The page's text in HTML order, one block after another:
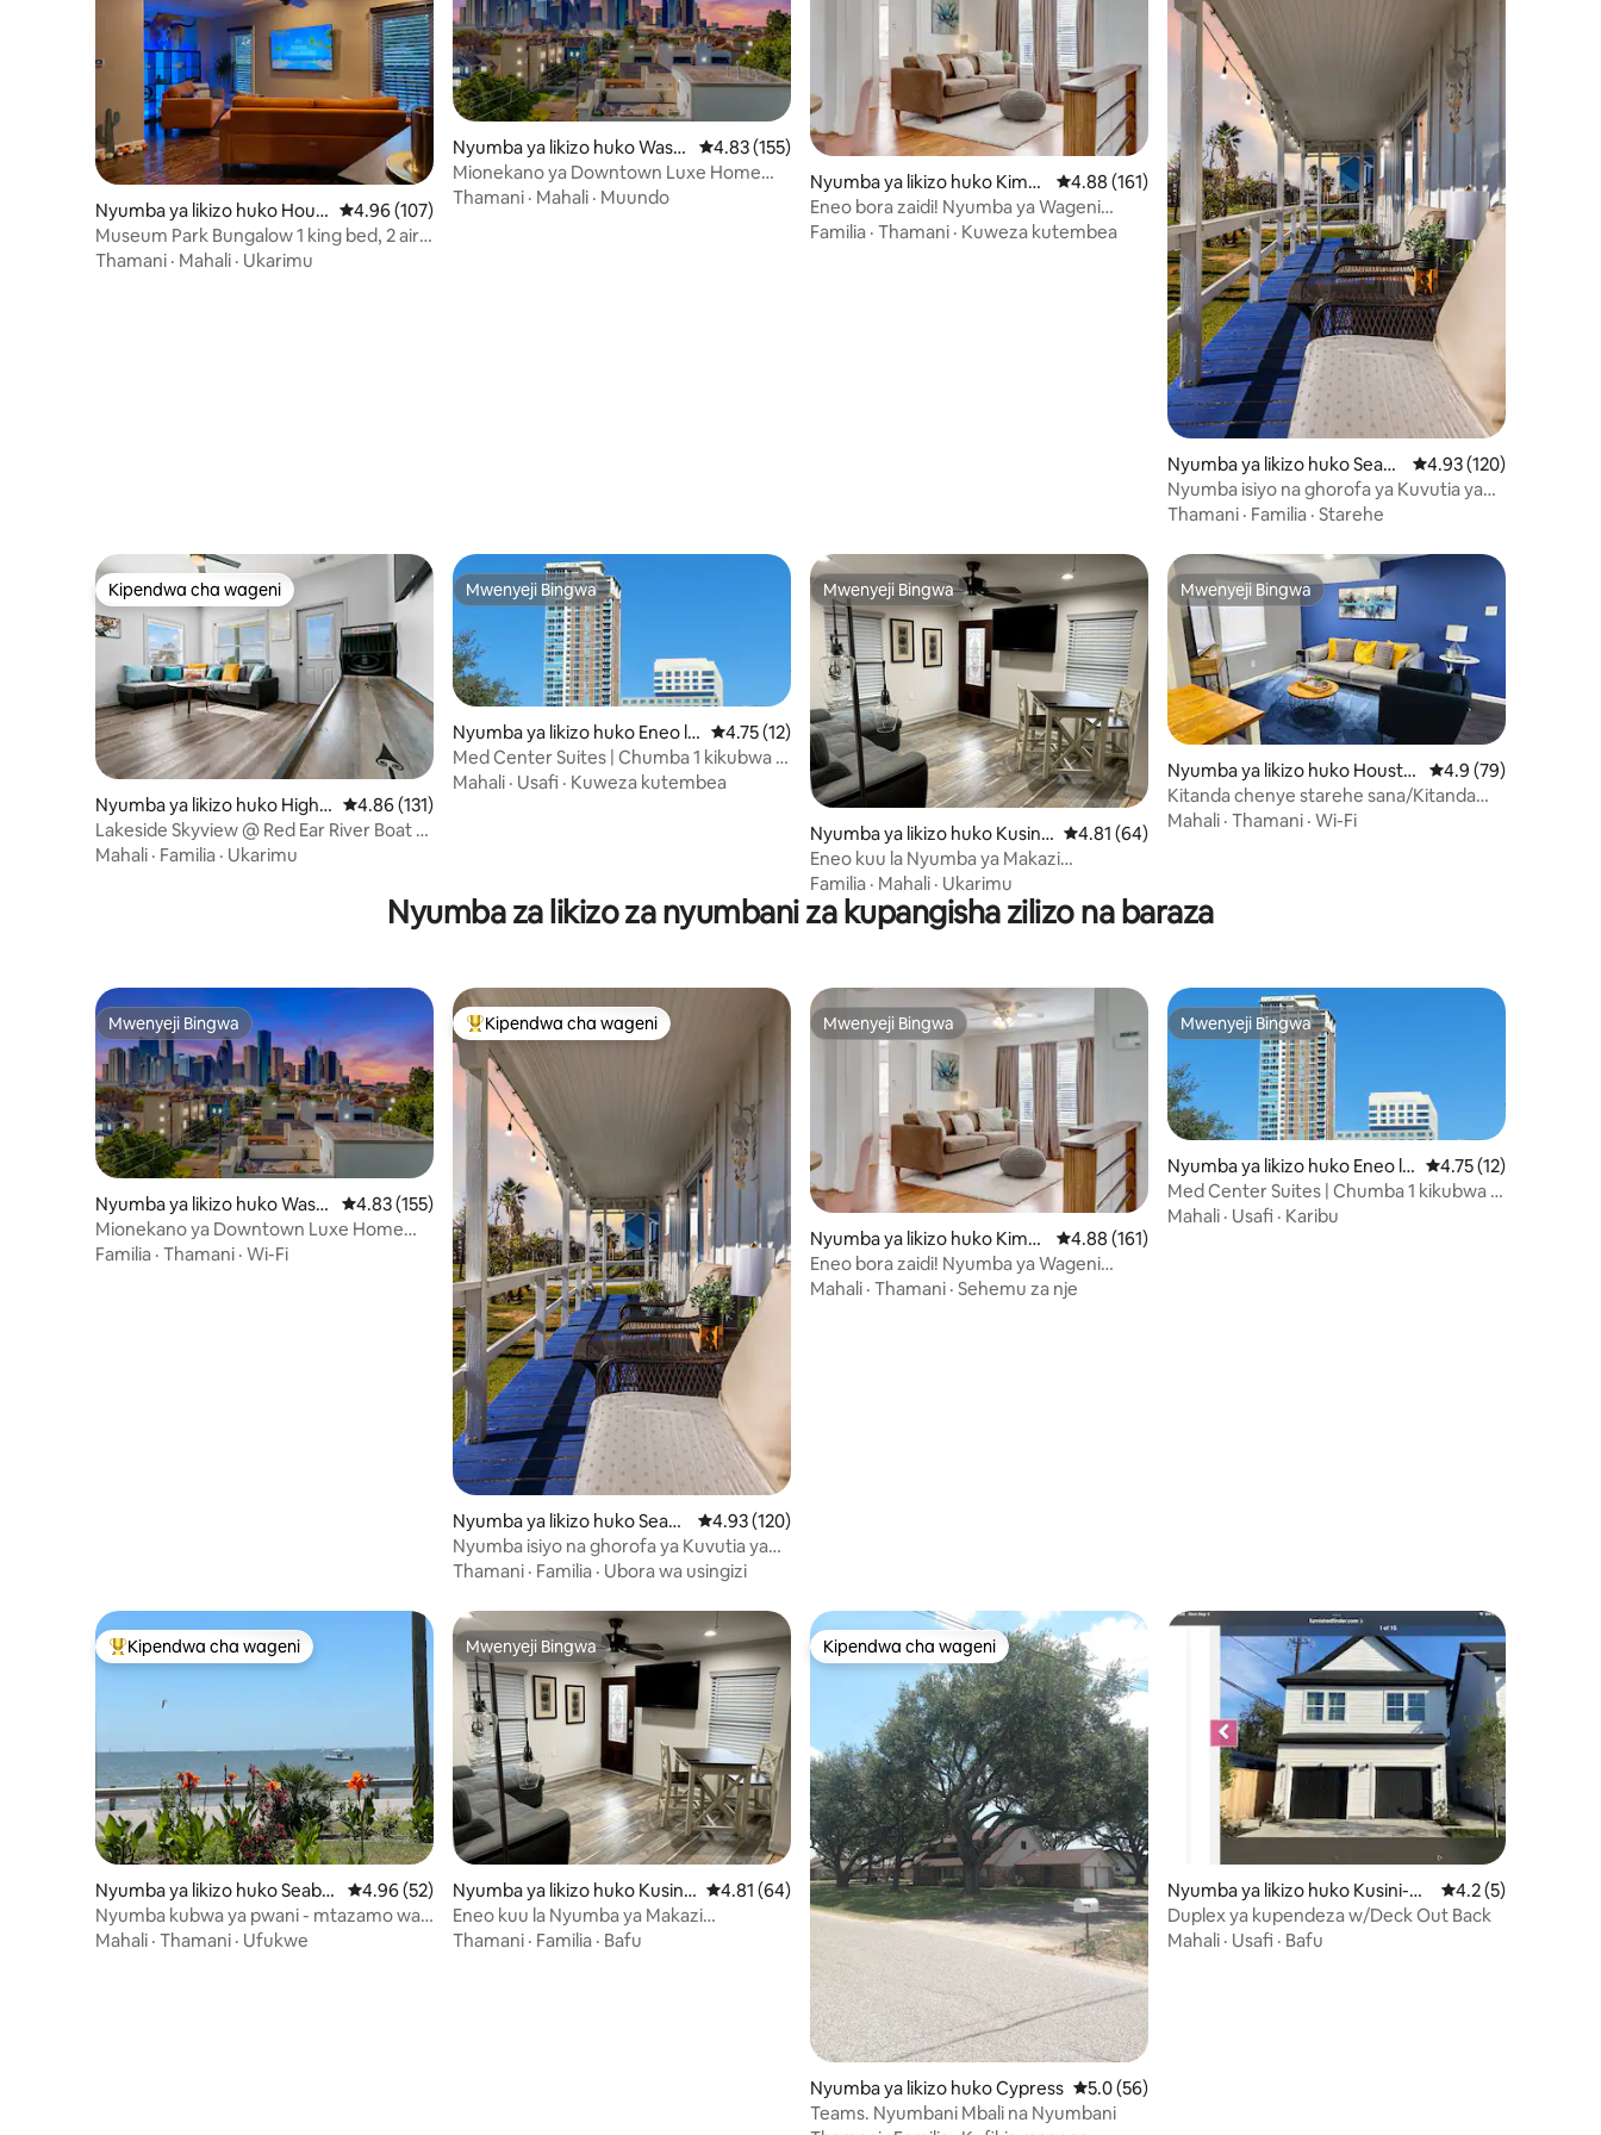
Nyumba ya likizo huko Hous
ton
Ukadiriaji wa wastani wa 4.96 kati ya 5, tathmini 107
4.96 (107)
Museum Park Bungalow 1 king bed, 2 air
beds, sofa
Thamani · Mahali · Ukarimu
Nyumba ya likizo huko Washi
ngton Avenue Coalition / Me
morial Park
Ukadiriaji wa wastani wa 4.83 kati ya 5, tathmini 155
4.83 (155)
Mionekano ya Downtown Luxe Home
w/Staggering huko Houston✨
Thamani · Mahali · Muundo
Nyumba ya likizo huko Kimo
Kikali
Ukadiriaji wa wastani wa 4.88 kati ya 5, tathmini 161
4.88 (161)
Eneo bora zaidi! Nyumba ya Wageni
yenye haiba
Familia · Thamani · Kuweza kutembea
Nyumba ya likizo huko Seabr
ook
Ukadiriaji wa wastani
4.93 (120)
Nyumba isiyo na ghorofa ya Kuvutia ya
Mwonekano wa Maji.
Thamani · Familia · Starehe
Kipendwa cha wageni
Kipendwa cha wageni
Nyumba ya likizo huko Highla
nds
Ukadiriaji wa wastani wa 4.86 kati ya 5, tathmini 131
4.86 (131)
Lakeside Skyview @ Red Ear River Boat &
RV Park
Mahali · Familia · Ukarimu
Mwenyeji Bingwa
Mwenyeji Bingwa
Nyumba ya likizo huko Eneo la
Kituo cha Tiba
Ukadiriaji wa wastani wa 4.75 kati ya 5, tathmini 12
4.75 (12)
Med Center Suites | Chumba 1 kikubwa |
Basi
Mahali · Usafi · Kuweza kutembea
Mwenyeji Bingwa
Mwenyeji Bingwa
Nyumba ya likizo huko Kusini-
mashariki mwa Houston
Ukadiriaji wa wastani wa 4.81 kati ya 5, tathmini 64
4.81 (64)
Eneo kuu la Nyumba ya Makazi
W/Maegesho ya Gated #6
Familia · Mahali · Ukarimu
Mwenyeji Bingwa
Mwenyeji Bingwa
Nyumba ya likizo huko Housto
n
Ukadiriaji wa
4.9 (79)
Kitanda chenye starehe sana/Kitanda
cha Malkia/Wi-Fi ya Haraka/Karibu na
Mahali · Thamani · Wi-Fi
Nyumba za likizo za nyumbani za kupangisha zilizo na baraza
Mwenyeji Bingwa
Mwenyeji Bingwa
Nyumba ya likizo huko Washi
ngton Avenue Coalition / Me
morial Park
Ukadiriaji wa wastani wa 4.83 kati ya 5, tathmini 155
4.83 (155)
Mionekano ya Downtown Luxe Home
w/Staggering huko Houston✨
Familia · Thamani · Wi-Fi
Kipendwa maarufu cha wageni
Kipendwa cha wageni
Nyumba ya likizo huko Seabr
ook
Ukadiriaji wa wastani wa 4.93 kati ya 5, tathmini 120
4.93 (120)
Nyumba isiyo na ghorofa ya Kuvutia ya
Mwonekano wa Maji.
Thamani · Familia · Ubora wa usingizi
Mwenyeji Bingwa
Mwenyeji Bingwa
Nyumba ya likizo huko Kimo
Kikali
Ukadiriaji wa wastani wa 4.88 kati ya 5, tathmini 161
4.88 (161)
Eneo bora zaidi! Nyumba ya Wageni
yenye haiba
Mahali · Thamani · Sehemu za nje
Mwenyeji Bingwa
Mwenyeji Bingwa
Nyumba ya likizo huko Eneo la
Kituo cha Tiba
Ukadiriaji wa wastani
4.75 (12)
Med Center Suites | Chumba 1 kikubwa |
Basi
Mahali · Usafi · Karibu
Kipendwa maarufu cha wageni
Kipendwa cha wageni
Nyumba ya likizo huko Seabr
ook
Ukadiriaji wa wastani wa 4.96 kati ya 5, tathmini 52
4.96 (52)
Nyumba kubwa ya pwani - mtazamo wa
mbele na ziwa
Mahali · Thamani · Ufukwe
Mwenyeji Bingwa
Mwenyeji Bingwa
Nyumba ya likizo huko Kusini-
mashariki mwa Houston
Ukadiriaji wa wastani wa 4.81 kati ya 5, tathmini 64
4.81 (64)
Eneo kuu la Nyumba ya Makazi
W/Maegesho ya Gated #6
Thamani · Familia · Bafu
Kipendwa cha wageni
Kipendwa cha wageni
Nyumba ya likizo huko Cypress Ukadiriaji wa wastani wa 5.0 kati ya 5, tathmini 56
5.0 (56)
Teams. Nyumbani Mbali na Nyumbani
Nyumba ya likizo huko Kusini-m
ashariki mwa Houston
Ukadiriaji wa
4.2 (5)
Duplex ya kupendeza w/Deck Out Back
Mahali · Usafi · Bafu